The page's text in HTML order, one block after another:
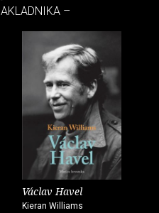
–
Václav Havel
Kieran Williams